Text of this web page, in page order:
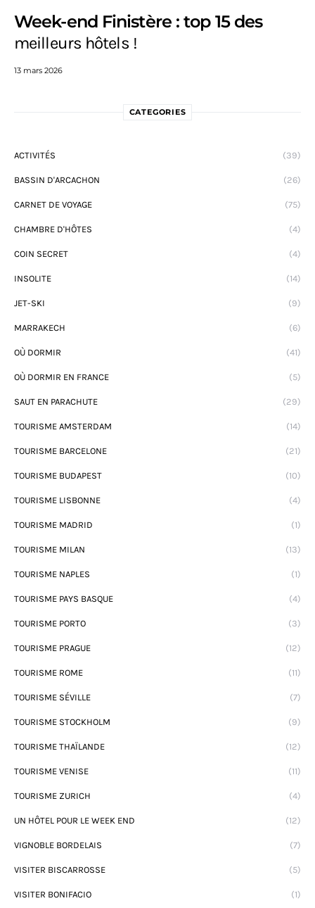
Week-end Finistère : top 15 des
meilleurs hôtels !
13 mars 2026
CATEGORIES
ACTIVITÉS (39)
BASSIN D'ARCACHON (26)
CARNET DE VOYAGE (75)
CHAMBRE D'HÔTES (4)
COIN SECRET (4)
INSOLITE (14)
JET-SKI (9)
MARRAKECH (6)
OÙ DORMIR (41)
OÙ DORMIR EN FRANCE (5)
SAUT EN PARACHUTE (29)
TOURISME AMSTERDAM (14)
TOURISME BARCELONE (21)
TOURISME BUDAPEST (10)
TOURISME LISBONNE (4)
TOURISME MADRID (1)
TOURISME MILAN (13)
TOURISME NAPLES (1)
TOURISME PAYS BASQUE (4)
TOURISME PORTO (3)
TOURISME PRAGUE (12)
TOURISME ROME (11)
TOURISME SÉVILLE (7)
TOURISME STOCKHOLM (9)
TOURISME THAÏLANDE (12)
TOURISME VENISE (11)
TOURISME ZURICH (4)
UN HÔTEL POUR LE WEEK END (12)
VIGNOBLE BORDELAIS (7)
VISITER BISCARROSSE (5)
VISITER BONIFACIO (1)